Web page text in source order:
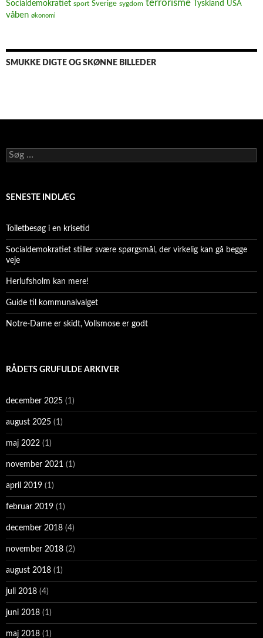
Socialdemokratiet sport Sverige sygdom terrorisme Tyskland USA
våben økonomi
SMUKKE DIGTE OG SKØNNE BILLEDER
Søg
efter:
SENESTE INDLÆG
Toiletbesøg i en krisetid
Socialdemokratiet stiller svære spørgsmål, der virkelig kan gå begge
veje
Herlufsholm kan mere!
Guide til kommunalvalget
Notre-Dame er skidt, Vollsmose er godt
RÅDETS GRUFULDE ARKIVER
december 2025 (1)
august 2025 (1)
maj 2022 (1)
november 2021 (1)
april 2019 (1)
februar 2019 (1)
december 2018 (4)
november 2018 (2)
august 2018 (1)
juli 2018 (4)
juni 2018 (1)
maj 2018 (1)